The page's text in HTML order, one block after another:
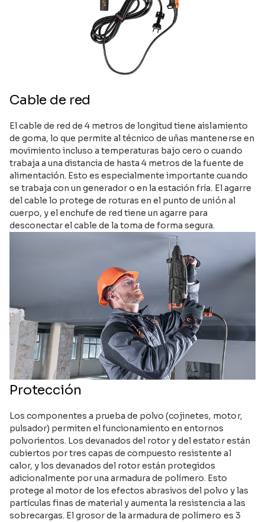
Cable de red
El cable de red de 4 metros de longitud tiene aislamiento
de goma, lo que permite al técnico de uñas mantenerse en
movimiento incluso a temperaturas bajo cero o cuando
trabaja a una distancia de hasta 4 metros de la fuente de
alimentación. Esto es especialmente importante cuando
se trabaja con un generador o en la estación fría. El agarre
del cable lo protege de roturas en el punto de unión al
cuerpo, y el enchufe de red tiene un agarre para
desconectar el cable de la toma de forma segura.
Protección
Los componentes a prueba de polvo (cojinetes, motor,
pulsador) permiten el funcionamiento en entornos
polvorientos. Los devanados del rotor y del estator están
cubiertos por tres capas de compuesto resistente al
calor, y los devanados del rotor están protegidos
adicionalmente por una armadura de polímero. Esto
protege al motor de los efectos abrasivos del polvo y las
partículas finas de material y aumenta la resistencia a las
sobrecargas. El grosor de la armadura de polímero es 3